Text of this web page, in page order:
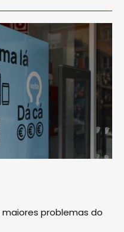
problemas do